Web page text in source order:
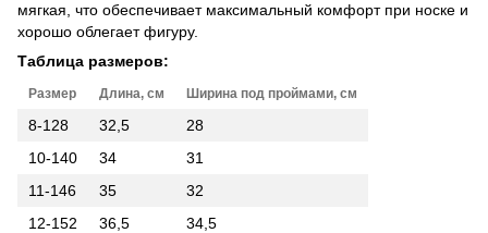
мягкая, что обеспечивает максимальный комфорт при носке и
хорошо облегает фигуру.
Таблица размеров:
Размер Длина, см Ширина под проймами, см
8-128 32,5
28
10-140
34
31
11-146
35
32
12-152
36,5
34,5